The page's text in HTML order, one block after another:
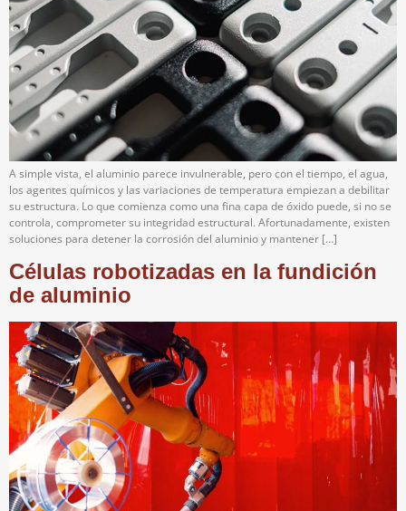
A simple vista, el aluminio parece invulnerable, pero con el tiempo, el agua,
los agentes químicos y las variaciones de temperatura empiezan a debilitar
su estructura. Lo que comienza como una fina capa de óxido puede, si no se
controla, comprometer su integridad estructural. Afortunadamente, existen
soluciones para detener la corrosión del aluminio y mantener […]
Células robotizadas en la fundición
de aluminio